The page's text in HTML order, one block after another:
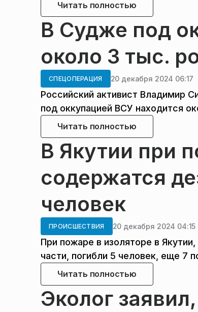
Читать полностью
В Судже под
около 3 тыс.
СПЕЦОПЕРАЦИЯ 20 декабря 2024 06:17
Российский активист Владимир
под оккупацией ВСУ находится
Читать полностью
В Якутии при
содержатся
человек
ПРОИСШЕСТВИЯ 20 декабря 2024 04:15
При пожаре в изоляторе в
части, погибли 5 человек, еще 7
Читать полностью
Эколог